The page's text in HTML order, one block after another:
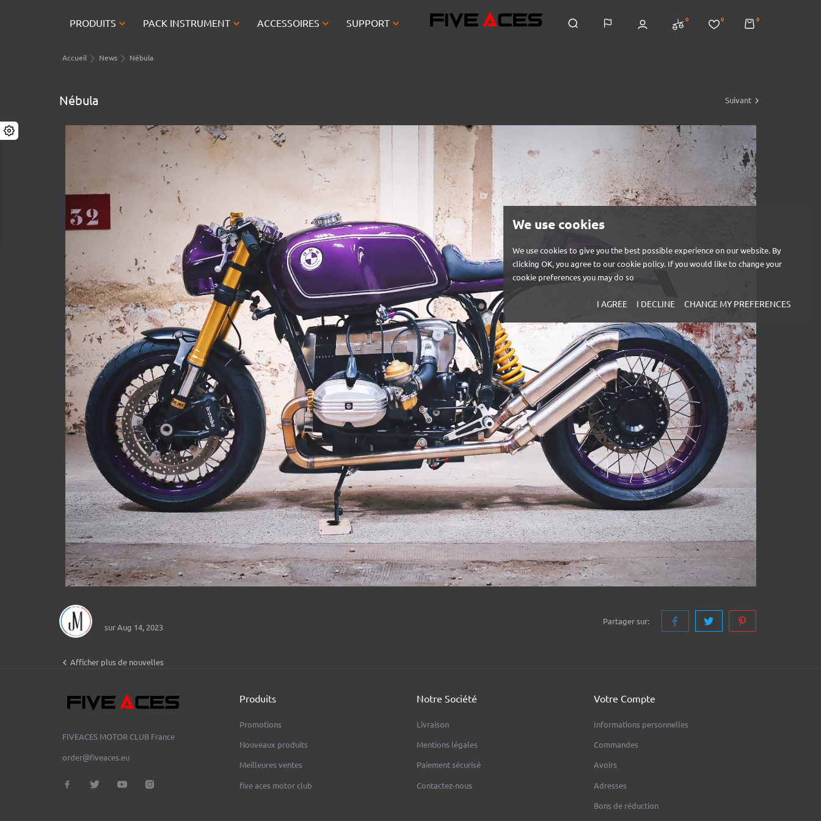
We use cookies
We use cookies to give you the best possible experience on our website. By
clicking OK, you agree to our cookie policy. If you would like to change your
cookie preferences you may do so
I AGREE I DECLINE CHANGE MY PREFERENCES
PRODUITS  PACK INSTRUMENT ACCESSOIRES  SUPPORT 0 0 0
Accueil News Nébula
Nébula Suivant
sur Aug 14, 2023
Partager sur:
 Afficher plus de nouvelles
FIVEACES MOTOR CLUB France
order@fiveaces.eu
Produits
Promotions
Nouveaux produits
Meilleures ventes
five aces motor club
Notre Société
Livraison
Mentions légales
Paiement sécurisé
Contactez-nous
Votre Compte
Informations personnelles
Commandes
Avoirs
Adresses
Bons de réduction